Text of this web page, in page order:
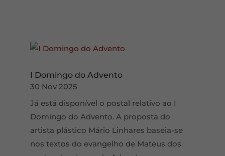
I Domingo do Advento
30 Nov 2025
Já está disponível o postal relativo ao I
Domingo do Advento. A proposta do
artista plástico Mário Linhares baseia-se
nos textos do evangelho de Mateus dos